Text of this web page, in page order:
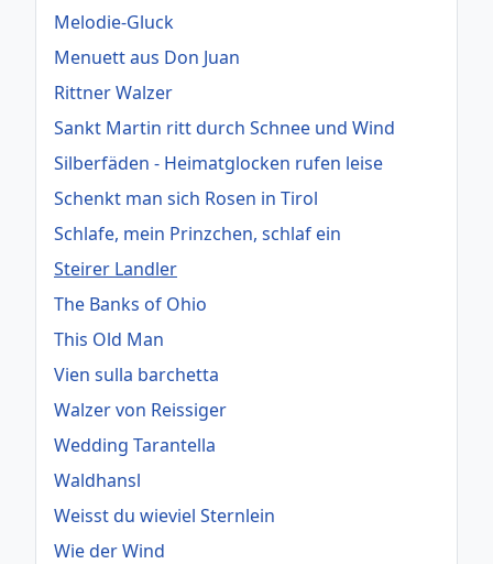
Melodie-Gluck
Menuett aus Don Juan
Rittner Walzer
Sankt Martin ritt durch Schnee und Wind
Silberfäden - Heimatglocken rufen leise
Schenkt man sich Rosen in Tirol
Schlafe, mein Prinzchen, schlaf ein
Steirer Landler
The Banks of Ohio
This Old Man
Vien sulla barchetta
Walzer von Reissiger
Wedding Tarantella
Waldhansl
Weisst du wieviel Sternlein
Wie der Wind